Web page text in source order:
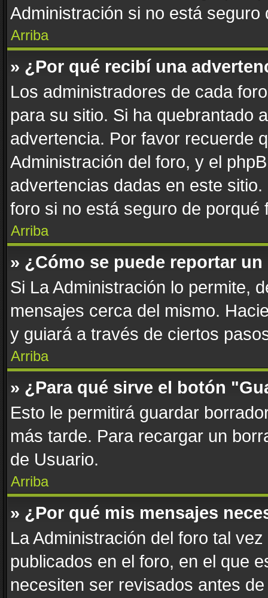
Administración si no está
Arriba
» ¿Por qué recibí una
Los administradores de cada
para su sitio. Si ha quebrantado
advertencia. Por favor recuerde
Administración del foro, y el
advertencias dadas en este
foro si no está seguro de porqué
Arriba
» ¿Cómo se puede reportar
Si La Administración lo permite,
mensajes cerca del mismo.
y guiará a través de ciertos
Arriba
» ¿Para qué sirve el botón
Esto le permitirá guardar
más tarde. Para recargar un
de Usuario.
Arriba
» ¿Por qué mis mensajes
La Administración del foro tal
publicados en el foro, en el que
necesiten ser revisados antes